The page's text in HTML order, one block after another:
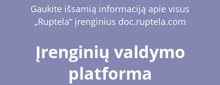
Gaukite išsamią informaciją apie visus
„Ruptela“ įrenginius doc.ruptela.com
Įrenginių valdymo
platforma